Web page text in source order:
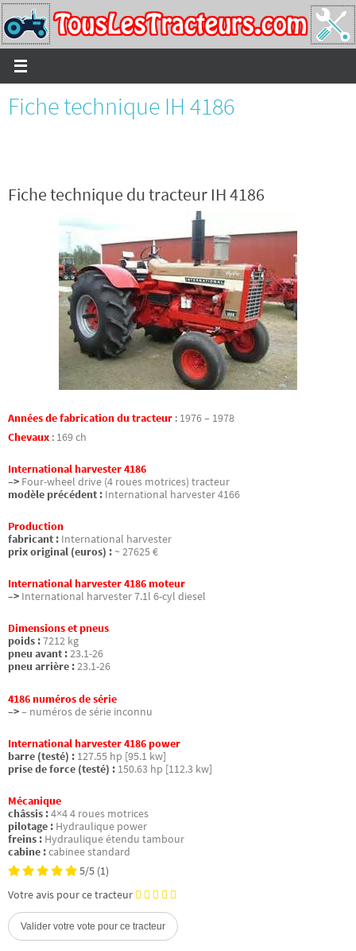
Passer
vers
le
contenu
Fiche technique IH 4186
Fiche technique du tracteur IH 4186
Années de fabrication du tracteur : 1976 – 1978
Chevaux : 169 ch
International harvester 4186
–> Four-wheel drive (4 roues motrices) tracteur
modèle précédent : International harvester 4166
Production
fabricant : International harvester
prix original (euros) : ~ 27625 €
International harvester 4186 moteur
–> International harvester 7.1l 6-cyl diesel
Dimensions et pneus
poids :7212 kg
pneu avant :23.1-26
pneu arrière :23.1-26
4186 numéros de série
–>– numéros de série inconnu
International harvester 4186 power
barre (testé) : 127.55 hp [95.1 kw]
prise de force (testé) : 150.63 hp [112.3 kw]
Mécanique
châssis :4×4 4 roues motrices
pilotage : Hydraulique power
freins : Hydraulique étendu tambour
cabine :cabinee standard
5/5 (1)
Votre avis pour ce tracteur